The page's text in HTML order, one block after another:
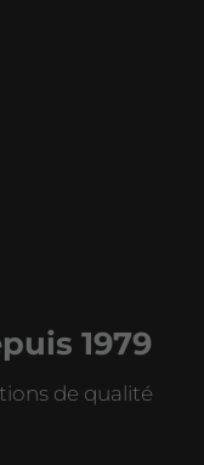
1979
de qualité